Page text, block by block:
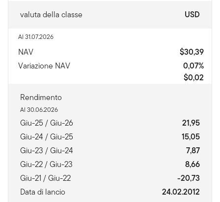
valuta della classe USD
Al 31.07.2026
NAV
$30,39
Variazione NAV
0,07%
$0,02
Rendimento
Al 30.06.2026
Giu-25 / Giu-26
21,95
Giu-24 / Giu-25
15,05
Giu-23 / Giu-24
7,87
Giu-22 / Giu-23
8,66
Giu-21 / Giu-22
-20,73
Data di lancio
24.02.2012